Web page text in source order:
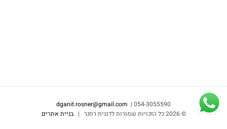
054-3055590 |
dganit.rosner@gmail.com
©2026 כל הזכויות שמורות לדגנית רוזנר | בניית אתרים